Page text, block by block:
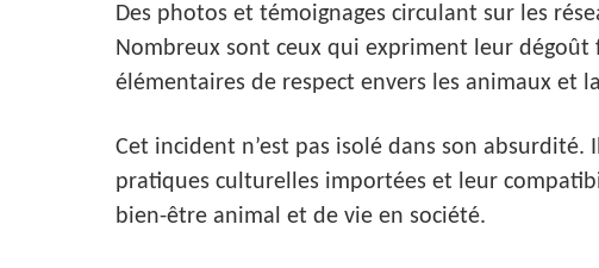
Des photos et témoignages circulant sur les
Nombreux sont ceux qui expriment leur
élémentaires de respect envers les animaux et
Cet incident n’est pas isolé dans son
pratiques culturelles importées et leur
bien-être animal et de vie en société.